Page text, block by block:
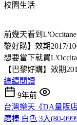
校園生活
前幾天看到
黎好購】效期2017/
想要當下就買
【巴黎好購】效期
繼續閱讀
9年前
台灣樂天《DA量販
磨棒 白色 3入(80-